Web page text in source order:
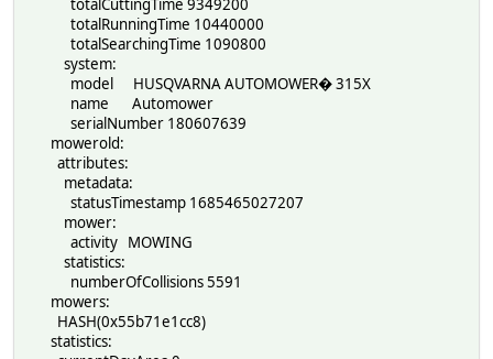
totalCuttingTime 9349200
totalRunningTime 10440000
totalSearchingTime 1090800
system:
model HUSQVARNA AUTOMOWER� 315X
name Automower
serialNumber 180607639
mowerold:
attributes:
metadata:
statusTimestamp 1685465027207
mower:
activity MOWING
statistics:
numberOfCollisions 5591
mowers:
HASH(0x55b71e1cc8)
statistics: